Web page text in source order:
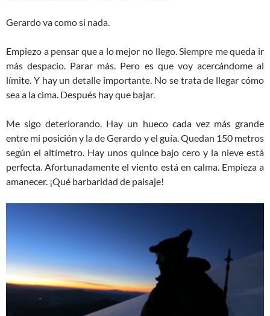
Gerardo va como si nada.
Empiezo a pensar que a lo mejor no llego. Siempre me queda ir
más despacio. Parar más. Pero es que voy acercándome al
límite. Y hay un detalle importante. No se trata de llegar cómo
sea a la cima. Después hay que bajar.
Me sigo deteriorando. Hay un hueco cada vez más grande
entre mi posición y la de Gerardo y el guía. Quedan 150 metros
según el altímetro. Hay unos quince bajo cero y la nieve está
perfecta. Afortunadamente el viento está en calma. Empieza a
amanecer. ¡Qué barbaridad de paisaje!